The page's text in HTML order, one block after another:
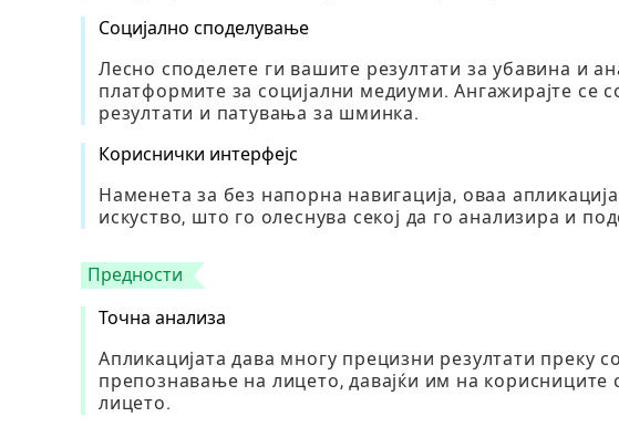
Социјално споделување
Лесно споделете ги вашите резултати за убавина и
платформите за социјални медиуми. Ангажирајте се
резултати и патувања за шминка.
Кориснички интерфејс
Наменета за без напорна навигација, оваа
искуство, што го олеснува секој да го анализира и
Предности
Точна анализа
Апликацијата дава многу прецизни резултати преку
препознавање на лицето, давајќи им на
лицето.